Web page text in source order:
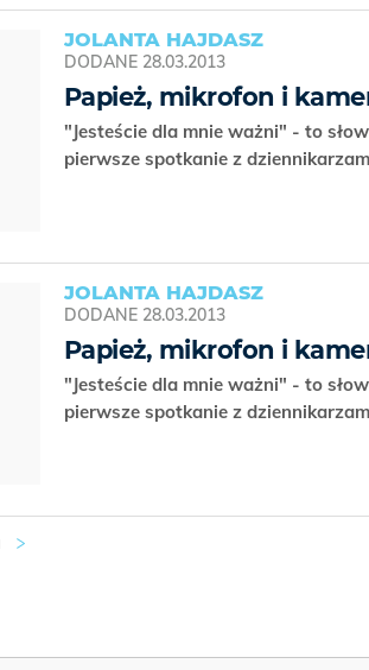
JOLANTA HAJDASZ
DODANE 28.03.2013
Papież, mikrofon i
"Jesteście dla mnie ważni" - to
pierwsze spotkanie z
JOLANTA HAJDASZ
DODANE 28.03.2013
Papież, mikrofon i
"Jesteście dla mnie ważni" - to
pierwsze spotkanie z